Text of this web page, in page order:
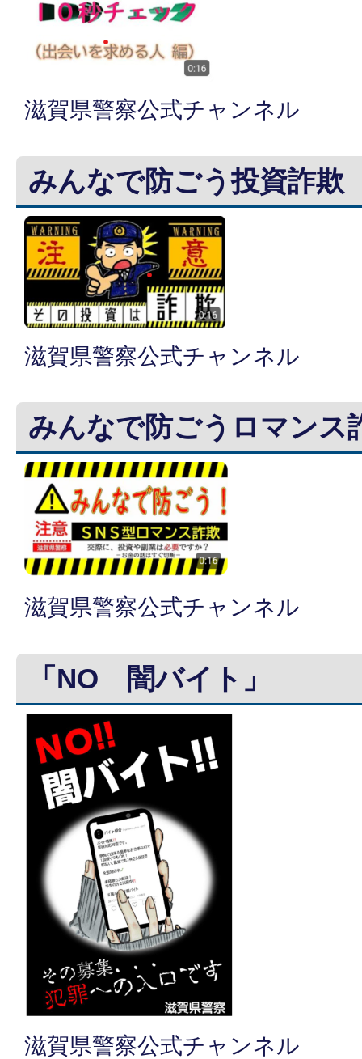
滋賀県警察公式チャンネル
みんなで防ごう投資詐欺
滋賀県警察公式チャンネル
みんなで防ごうロマンス
滋賀県警察公式チャンネル
「NO 闇バイト」
滋賀県警察公式チャンネル